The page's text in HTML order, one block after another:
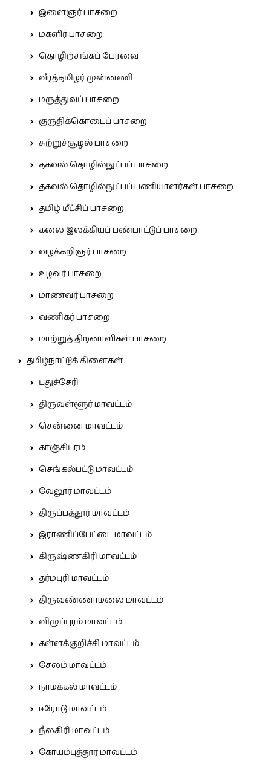
இளைஞர் பாசறை
மகளிர் பாசறை
தொழிற்சங்கப் பேரவை
வீரத்தமிழர் முன்னணி
மருத்துவப் பாசறை
குருதிக்கொடைப் பாசறை
சுற்றுச்சூழல் பாசறை
தகவல் தொழில்நுட்பப் பாசறை.
தகவல் தொழில்நுட்பப் பணியாளர்கள் பாசறை
தமிழ் மீட்சிப் பாசறை
கலை இலக்கியப் பண்பாட்டுப் பாசறை
வழக்கறிஞர் பாசறை
உழவர் பாசறை
மாணவர் பாசறை
வணிகர் பாசறை
மாற்றுத் திறனாளிகள் பாசறை
தமிழ்நாட்டுக் கிளைகள்
புதுச்சேரி
திருவள்ளூர் மாவட்டம்
சென்னை மாவட்டம்
காஞ்சிபுரம்
செங்கல்பட்டு மாவட்டம்
வேலூர் மாவட்டம்
திருப்பத்தூர் மாவட்டம்
இராணிப்பேட்டை மாவட்டம்
கிருஷ்ணகிரி மாவட்டம்
தர்மபுரி மாவட்டம்
திருவண்ணாமலை மாவட்டம்
விழுப்புரம் மாவட்டம்
கள்ளக்குறிச்சி மாவட்டம்
சேலம் மாவட்டம்
நாமக்கல் மாவட்டம்
ஈரோடு மாவட்டம்
நீலகிரி மாவட்டம்
கோயம்புத்தூர் மாவட்டம்